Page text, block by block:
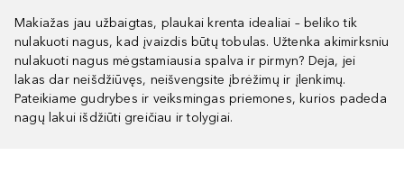
Makiažas jau užbaigtas, plaukai krenta idealiai – beliko tik
nulakuoti nagus, kad įvaizdis būtų tobulas. Užtenka akimirksniu
nulakuoti nagus mėgstamiausia spalva ir pirmyn? Deja, jei
lakas dar neišdžiūvęs, neišvengsite įbrėžimų ir įlenkimų.
Pateikiame gudrybes ir veiksmingas priemones, kurios padeda
nagų lakui išdžiūti greičiau ir tolygiai.